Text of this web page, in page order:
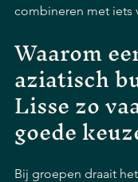
combineren met iets
Waarom
aziatisch
Lisse zo
goede
Bij groepen draait